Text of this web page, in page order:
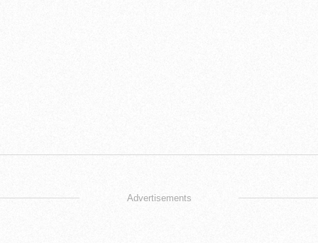
Advertisements